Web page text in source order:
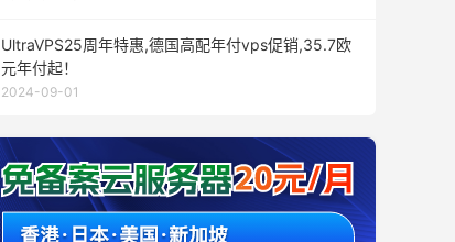
UltraVPS25周年特惠,德国高配年付vps促销,35.7欧
元年付起！
2024-09-01